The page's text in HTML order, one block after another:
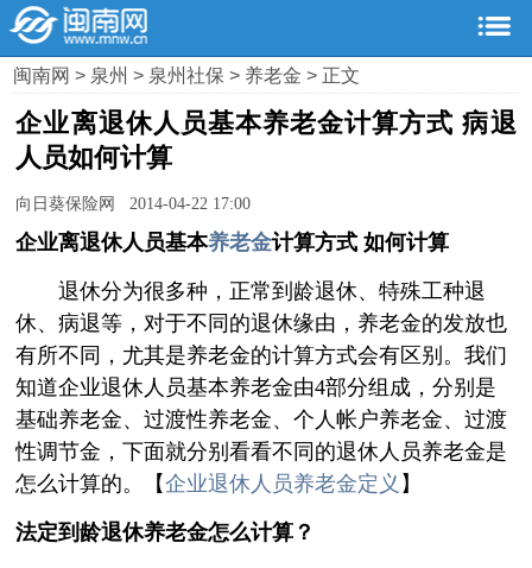
闽南网> 泉州> 泉州社保> 养老金> 正文
企业离退休人员基本养老金计算方式 病退
人员如何计算
向日葵保险网 2014-04-22 17:00
企业离退休人员基本养老金计算方式 如何计算
退休分为很多种，正常到龄退休、特殊工种退
休、病退等，对于不同的退休缘由，养老金的发放也
有所不同，尤其是养老金的计算方式会有区别。我们
知道企业退休人员基本养老金由4部分组成，分别是
基础养老金、过渡性养老金、个人帐户养老金、过渡
性调节金，下面就分别看看不同的退休人员养老金是
怎么计算的。【企业退休人员养老金定义 】
法定到龄退休养老金怎么计算？